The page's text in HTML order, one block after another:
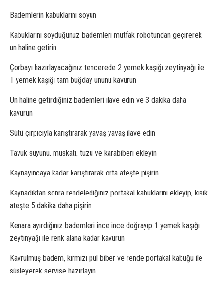
Bademlerin kabuklarını soyun
Kabuklarını soyduğunuz bademleri mutfak robotundan geçirerek
un haline getirin
Çorbayı hazırlayacağınız tencerede 2 yemek kaşığı zeytinyağı ile
1 yemek kaşığı tam buğday ununu kavurun
Un haline getirdiğiniz bademleri ilave edin ve 3 dakika daha
kavurun
Sütü çırpıcıyla karıştırarak yavaş yavaş ilave edin
Tavuk suyunu, muskatı, tuzu ve karabiberi ekleyin
Kaynayıncaya kadar karıştırarak orta ateşte pişirin
Kaynadıktan sonra rendelediğiniz portakal kabuklarını ekleyip, kısık
ateşte 5 dakika daha pişirin
Kenara ayırdığınız bademleri ince ince doğrayıp 1 yemek kaşığı
zeytinyağı ile renk alana kadar kavurun
Kavrulmuş badem, kırmızı pul biber ve rende portakal kabuğu ile
süsleyerek servise hazırlayın.